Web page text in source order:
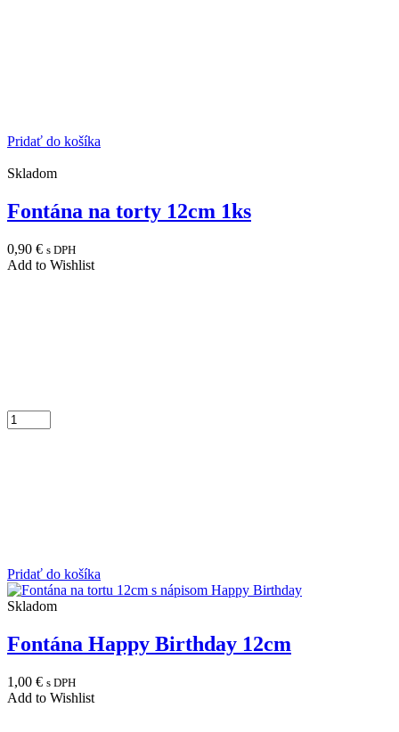
Pridať do košíka
Skladom
Fontána na torty 12cm 1ks
0,90 € s DPH
Add to Wishlist
Pridať do košíka
Skladom
Fontána Happy Birthday 12cm
1,00 € s DPH
Add to Wishlist